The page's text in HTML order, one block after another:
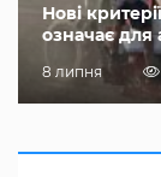
Нові
означає для
8 липня